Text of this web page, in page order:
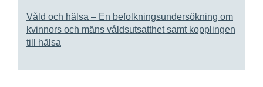
Våld och hälsa – En befolkningsundersökning om
kvinnors och mäns våldsutsatthet samt kopplingen
till hälsa